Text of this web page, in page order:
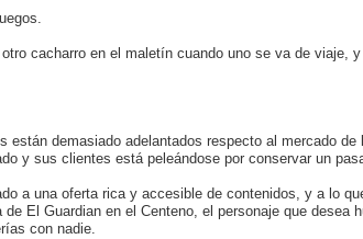
cacharro en el maletín cuando uno se va de viaje,
demasiado adelantados respecto al mercado de
y sus clientes está peleándose por conservar un
a una oferta rica y accesible de contenidos, y a lo
El Guardian en el Centeno, el personaje que desea
con nadie.